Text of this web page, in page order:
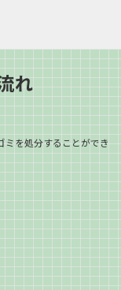
れ
ミを処分することができ